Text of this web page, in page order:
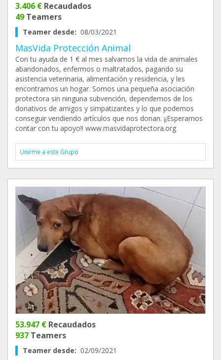
3.406 € Recaudados
49 Teamers
Teamer desde: 08/03/2021
MasVida Protección Animal
Con tu ayuda de 1 € al mes salvamos la vida de animales
abandonados, enfermos o maltratados, pagando su
asistencia veterinaria, alimentación y residencia, y les
encontramos un hogar. Somos una pequeña asociación
protectora sin ninguna subvención, dependemos de los
donativos de amigos y simpatizantes y lo que podemos
conseguir vendiendo artículos que nos donan. ¡¡Esperamos
contar con tu apoyo!! www.masvidaprotectora.org
Unirme a este Grupo
53.947 € Recaudados
937 Teamers
Teamer desde: 02/09/2021